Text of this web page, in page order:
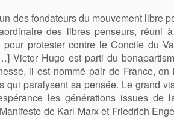
des fondateurs du mouvement libre
des libres penseurs,
protester contre le Concile du
] Victor Hugo est parti du
il est nommé pair de France,
paralysent sa pensée. Le grand
les générations issues de
de Karl Marx et Friedrich